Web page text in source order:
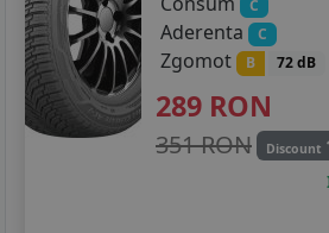
C
Aderenta C
Zgomot B 72 dB
289 RON
351 RON Discount